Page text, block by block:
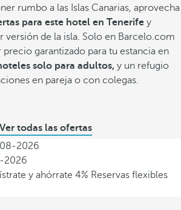
rumbo a las Islas Canarias, aprovecha
para este hotel en Tenerife y
versión de la isla. Solo en Barcelo.com
garantizado para tu estancia en
solo para adultos, y un refugio
en pareja o con colegas.
Ver todas las ofertas
2026
2026
y ahórrate 4% Reservas flexibles